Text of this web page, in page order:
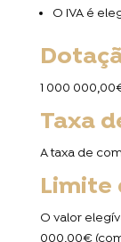
O IVA é
1 000
Taxa
A taxa de
Limite
O valor